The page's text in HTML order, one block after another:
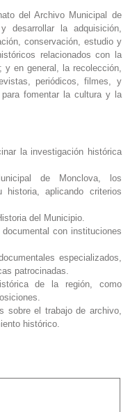
del Archivo Municipal de
desarrollar la adquisición,
conservación, estudio y
relacionados con la
en general, la recolección,
periódicos, filmes, y
fomentar la cultura y la
la investigación histórica
de Monclova, los
aplicando criterios
del Municipio.
con instituciones
especializados,
patrocinadas.
de la región, como
sobre el trabajo de archivo,
histórico.